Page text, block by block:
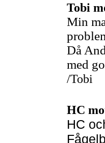
Tobi
Min
Då
med
/Tobi
HC
HC